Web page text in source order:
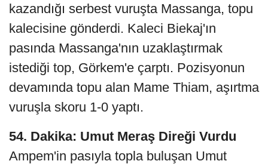
kazandığı serbest vuruşta Massanga, topu
kalecisine gönderdi. Kaleci Biekaj'ın
pasında Massanga'nın uzaklaştırmak
istediği top, Görkem'e çarptı. Pozisyonun
devamında topu alan Mame Thiam, aşırtma
vuruşla skoru 1-0 yaptı.
54. Dakika: Umut Meraş Direği Vurdu
Ampem'in pasıyla topla buluşan Umut